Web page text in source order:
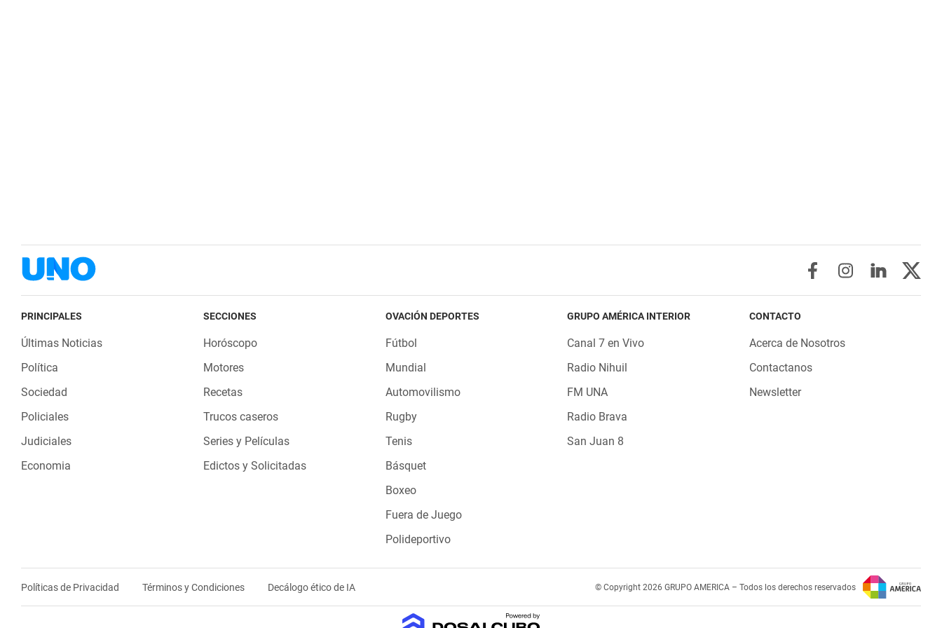
PRINCIPALES
Últimas Noticias
Política
Sociedad
Policiales
Judiciales
Economia
SECCIONES
Horóscopo
Motores
Recetas
Trucos caseros
Series y Películas
Edictos y Solicitadas
OVACIÓN DEPORTES
Fútbol
Mundial
Automovilismo
Rugby
Tenis
Básquet
Boxeo
Fuera de Juego
Polideportivo
GRUPO AMÉRICA INTERIOR
Canal 7 en Vivo
Radio Nihuil
FM UNA
Radio Brava
San Juan 8
CONTACTO
Acerca de Nosotros
Contactanos
Newsletter
Políticas de Privacidad Términos y Condiciones Decálogo ético de IA © Copyright 2026 GRUPO AMERICA – Todos los derechos reservados